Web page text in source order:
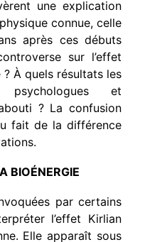
une explication
connue, celle
après ces débuts
sur l’effet
? À quels résultats les
psychologues et
? La confusion
fait de la différence
BIOÉNERGIE
par certains
l’effet Kirlian
Elle apparaît sous